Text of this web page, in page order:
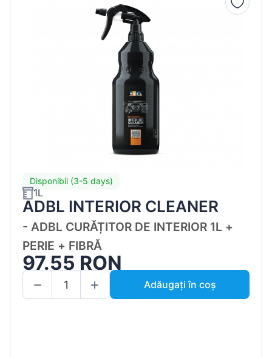
Disponibil (3-5 days)
1L
ADBL INTERIOR CLEANER
- ADBL CURĂȚITOR DE INTERIOR 1L +
PERIE + FIBRĂ
97.55 RON
Adăugați în coș